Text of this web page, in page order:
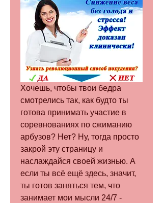
Хочешь, чтобы твои бедра
смотрелись так, как будто ты
готова принимать участие в
соревнованиях по сжиманию
арбузов? Нет? Ну, тогда просто
закрой эту страницу и
наслаждайся своей жизнью. А
если ты всё ещё здесь, значит,
ты готов заняться тем, что
занимает мои мысли 24/7 -